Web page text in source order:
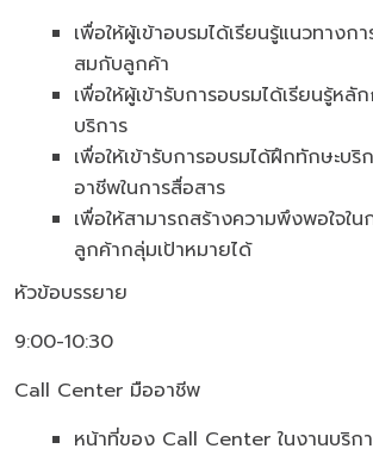
เพื่อให้ผู้เข้าอบรมได้เรียนรู้แนวทางก
สมกับลูกค้า
เพื่อให้ผู้เข้ารับการอบรมได้เรียนรู้หลั
บริการ
เพื่อให้เข้ารับการอบรมได้ฝึกทักษะบริ
อาชีพในการสื่อสาร
เพื่อให้สามารถสร้างความพึงพอใจใน
ลูกค้ากลุ่มเป้าหมายได้
หัวข้อบรรยาย
9:00-10:30
Call Center มืออาชีพ
หน้าที่ของ Call Center ในงานบริก